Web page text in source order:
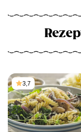
3,7